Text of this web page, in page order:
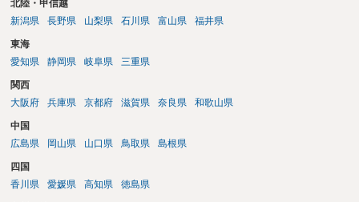
北陸・甲信越
新潟県
長野県 山梨県 石川県 富山県 福井県
東海
愛知県
静岡県 岐阜県 三重県
関西
大阪府
兵庫県 京都府 滋賀県 奈良県 和歌山県
中国
広島県
岡山県 山口県 鳥取県 島根県
四国
香川県
愛媛県 高知県 徳島県